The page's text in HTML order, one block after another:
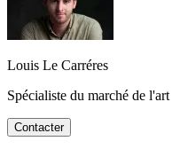
Louis Le Carréres
Spécialiste du marché de l'art
Contacter